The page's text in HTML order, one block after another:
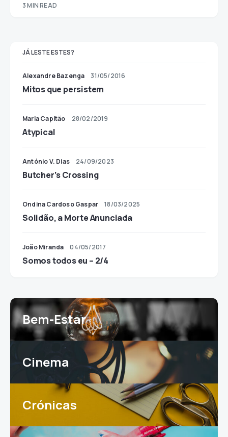
3 MIN READ
JÁ LESTE ESTES?
Alexandre Bazenga 31/05/2016
Mitos que persistem
Maria Capitão 28/02/2019
Atypical
António V. Dias 24/09/2023
Butcher’s Crossing
Ondina Cardoso Gaspar 18/03/2025
Solidão, a Morte Anunciada
João Miranda 04/05/2017
Somos todos eu – 2/4
Bem-Estar
Cinema
Crónicas